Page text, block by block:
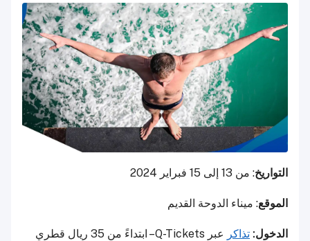
التواريخ: من 13 إلى 15 فبراير 2024
الموقع: ميناء الدوحة القديم
الدخول: تذاكر عبر Q-Tickets– ابتداءً من 35 ريال قطري